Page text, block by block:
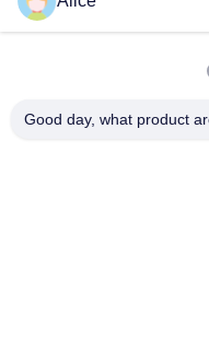
0086-
Good day, what product